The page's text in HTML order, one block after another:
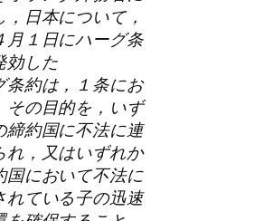
，日本について，
月１日にハーグ条
効した
条約は，１条にお
その目的を，いず
締約国に不法に連
れ，又はいずれか
国において不法に
れている子の迅速